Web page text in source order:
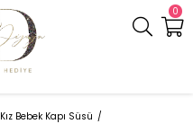
0
Kız Bebek Kapı Süsü